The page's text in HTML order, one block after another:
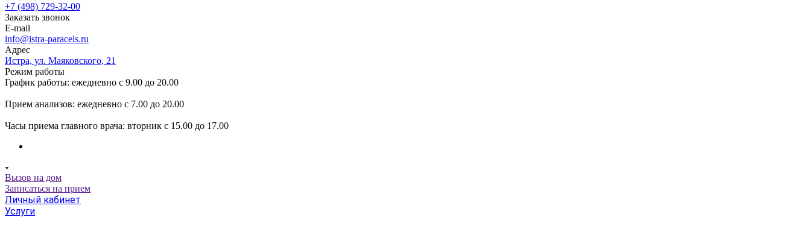
+7 (498) 729-32-00
Заказать звонок
E-mail
info@istra-paracels.ru
Адрес
Истра, ул. Маяковского, 21
Режим работы
График работы: ежедневно с 9.00 до 20.00
Прием анализов: ежедневно с 7.00 до 20.00
Часы приема главного врача: вторник с 15.00 до 17.00
Вызов на дом
Записаться на прием
Личный кабинет
Услуги